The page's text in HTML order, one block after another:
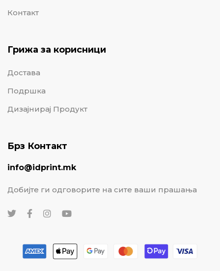
Контакт
Грижа за корисници
Достава
Подршка
Дизајнирај Продукт
Брз Контакт
info@idprint.mk
Добијте ги одговорите на сите ваши прашања